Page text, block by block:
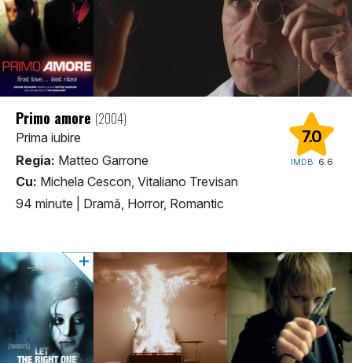
7.0
IMDB: 6.6
Primo amore (2004)
Prima iubire
Regia: Matteo Garrone
Cu: Michela Cescon, Vitaliano Trevisan
94 minute
Dramă, Horror, Romantic